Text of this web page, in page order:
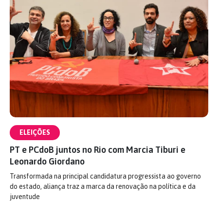
ELEIÇÕES
PT e PCdoB juntos no Rio com Marcia Tiburi e
Leonardo Giordano
Transformada na principal candidatura progressista ao governo
do estado, aliança traz a marca da renovação na política e da
juventude